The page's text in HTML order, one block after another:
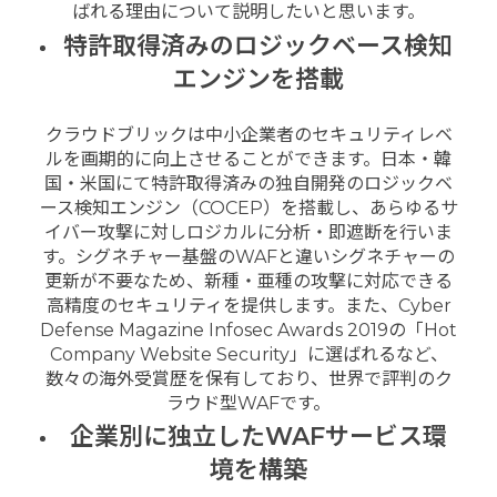
ばれる理由について説明したいと思います。
特許取得済みのロジックベース検知
エンジンを搭載
クラウドブリックは中小企業者のセキュリティレベ
ルを画期的に向上させることができます。日本・韓
国・米国にて特許取得済みの独自開発のロジックベ
ース検知エンジン（COCEP）を搭載し、あらゆるサ
イバー攻撃に対しロジカルに分析・即遮断を行いま
す。シグネチャー基盤のWAFと違いシグネチャーの
更新が不要なため、新種・亜種の攻撃に対応できる
高精度のセキュリティを提供します。また、Cyber
Defense Magazine Infosec Awards 2019の「Hot
Company Website Security」に選ばれるなど、
数々の海外受賞歴を保有しており、世界で評判のク
ラウド型WAFです。
企業別に独立したWAFサービス環
境を構築